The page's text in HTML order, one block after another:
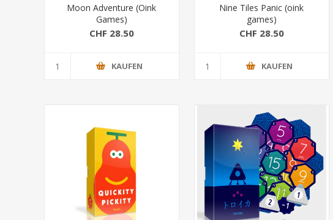
Moon Adventure (Oink
Games)
CHF 28.50
KAUFEN
Nine Tiles Panic (oink
games)
CHF 28.50
KAUFEN